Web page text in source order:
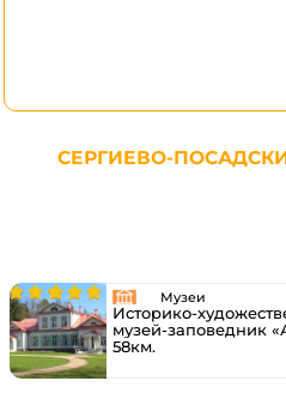
СЕРГИЕВО-
Музеи
Историко-
музей-заповедник
58км.